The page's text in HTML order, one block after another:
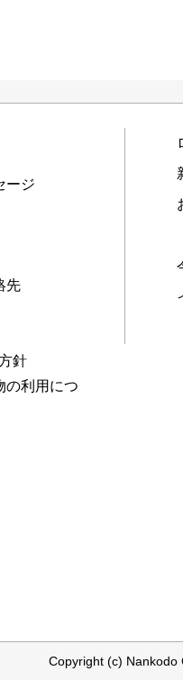
ージ
先
針
の利用につ
Copyright (c) Nankodo